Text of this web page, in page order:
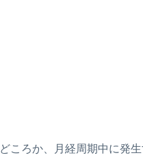
ころか、月経周期中に発